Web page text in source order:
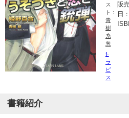
ス
ト：
青
樹
糸
怱
f-
ラ
ピ
ス
販売
日：
書籍紹介